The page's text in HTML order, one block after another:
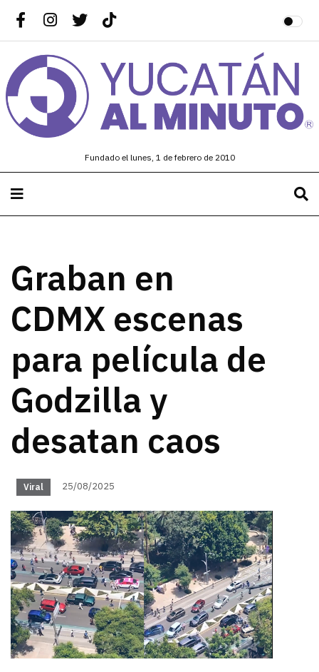
Fundado el lunes, 1 de febrero de 2010
Graban en
CDMX escenas
para película de
Godzilla y
desatan caos
Viral 25/08/2025